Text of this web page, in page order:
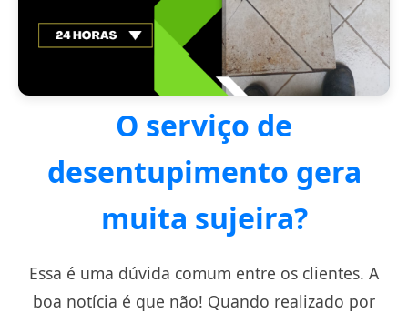
O serviço de
desentupimento gera
muita sujeira?
Essa é uma dúvida comum entre os clientes. A
boa notícia é que não! Quando realizado por